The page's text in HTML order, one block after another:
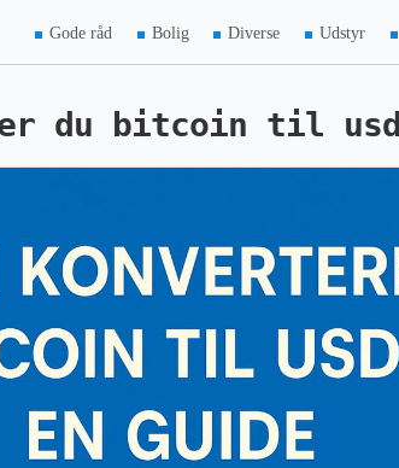
Gode råd Bolig Diverse Udstyr
du bitcoin til